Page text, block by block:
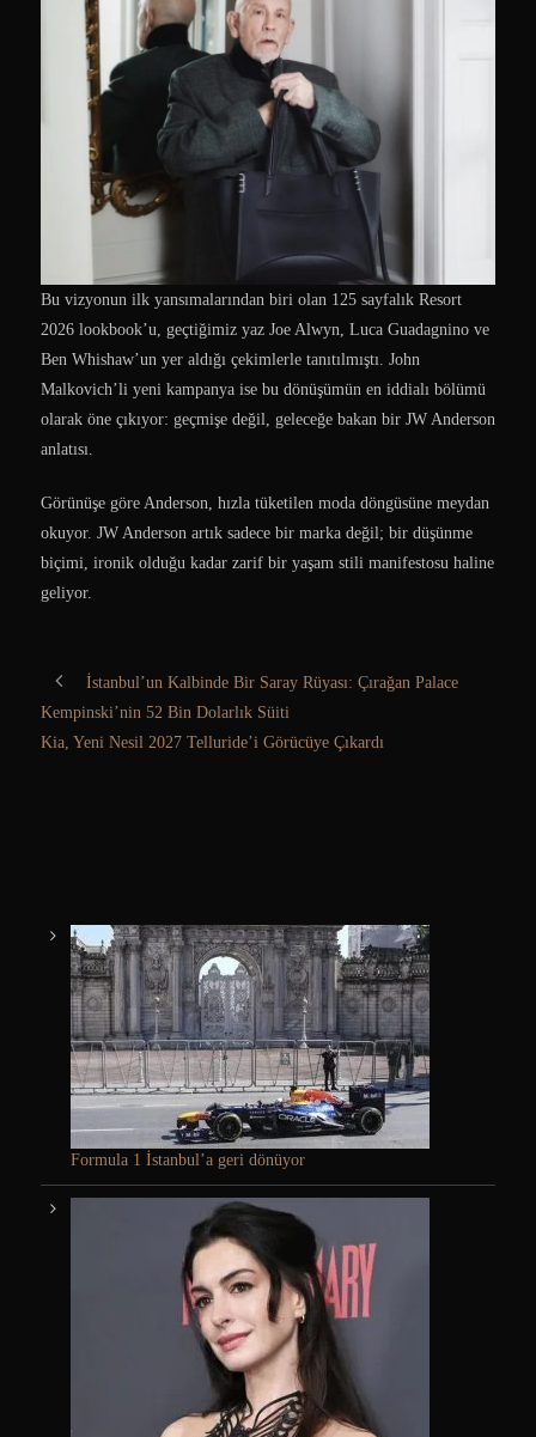
Bu vizyonun ilk yansımalarından biri olan 125 sayfalık Resort
2026 lookbook’u, geçtiğimiz yaz Joe Alwyn, Luca Guadagnino ve
Ben Whishaw’un yer aldığı çekimlerle tanıtılmıştı. John
Malkovich’li yeni kampanya ise bu dönüşümün en iddialı bölümü
olarak öne çıkıyor: geçmişe değil, geleceğe bakan bir JW Anderson
anlatısı.
Görünüşe göre Anderson, hızla tüketilen moda döngüsüne meydan
okuyor. JW Anderson artık sadece bir marka değil; bir düşünme
biçimi, ironik olduğu kadar zarif bir yaşam stili manifestosu haline
geliyor.
İstanbul’un Kalbinde Bir Saray Rüyası: Çırağan Palace
Kempinski’nin 52 Bin Dolarlık Süiti
Kia, Yeni Nesil 2027 Telluride’i Görücüye Çıkardı
Formula 1 İstanbul’a geri dönüyor